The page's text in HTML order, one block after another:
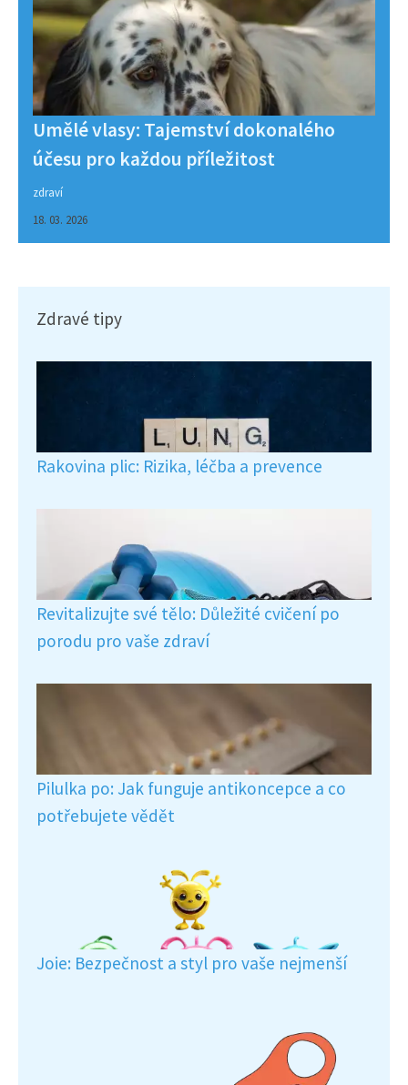
Umělé vlasy: Tajemství dokonalého
účesu pro každou příležitost
zdraví
18. 03. 2026
Zdravé tipy
Rakovina plic: Rizika, léčba a prevence
Revitalizujte své tělo: Důležité cvičení po
porodu pro vaše zdraví
Pilulka po: Jak funguje antikoncepce a co
potřebujete vědět
Joie: Bezpečnost a styl pro vaše nejmenší